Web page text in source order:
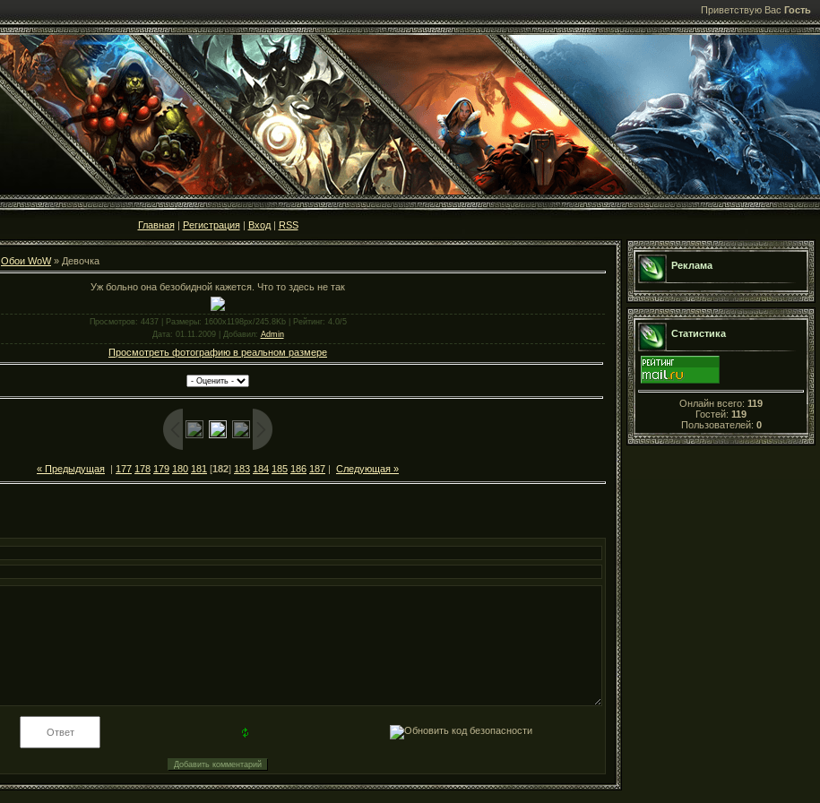
Приветствую Вас Гость
Главная| Регистрация| Вход| RSS
Обои WoW» Девочка
Уж больно она безобидной кажется. Что то здесь не так
Просмотров: 4437 | Размеры: 1600x1198px/245.8Kb | Рейтинг: 4.0/5
Дата : 01.11.2009 | Добавил: Admin
Просмотреть фотографию в реальном размере
« Предыдущая | 177 178 179 180 181 [182] 183 184 185 186 187 | Следующая »
Реклама
Статистика
Онлайн всего: 119
Гостей: 119
Пользователей: 0